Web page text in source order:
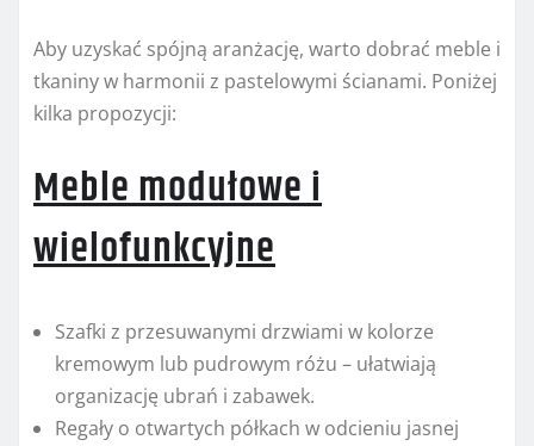
Aby uzyskać spójną aranżację, warto dobrać meble i
tkaniny w harmonii z pastelowymi ścianami. Poniżej
kilka propozycji:
Meble modułowe i
wielofunkcyjne
Szafki z przesuwanymi drzwiami w kolorze
kremowym lub pudrowym różu – ułatwiają
organizację ubrań i zabawek.
Regały o otwartych półkach w odcieniu jasnej